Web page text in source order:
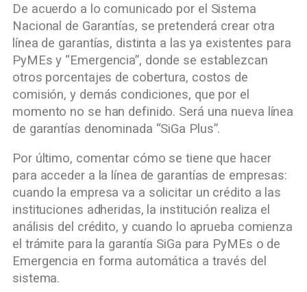
De acuerdo a lo comunicado por el Sistema
Nacional de Garantías, se pretenderá crear otra
línea de garantías, distinta a las ya existentes para
PyMEs y “Emergencia”, donde se establezcan
otros porcentajes de cobertura, costos de
comisión, y demás condiciones, que por el
momento no se han definido. Será una nueva línea
de garantías denominada “SiGa Plus”.
Por último, comentar cómo se tiene que hacer
para acceder a la línea de garantías de empresas:
cuando la empresa va a solicitar un crédito a las
instituciones adheridas, la institución realiza el
análisis del crédito, y cuando lo aprueba comienza
el trámite para la garantía SiGa para PyMEs o de
Emergencia en forma automática a través del
sistema.